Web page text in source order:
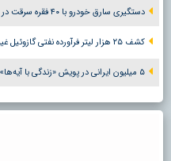
دستگیری سارق خودرو با ۴۰ فقره سرقت در کرج
کشف ۲۵ هزار لیتر فرآورده نفتی گازوئیل غیر مجاز در اشتهارد
۵ میلیون ایرانی در پویش «زندگی با آیه‌ها» شرکت کردند